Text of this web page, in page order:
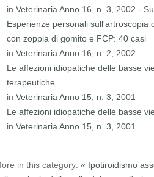
in Veterinaria Anno 16, n. 3, 2002 -
Esperienze personali sull'artroscopia
con zoppia di gomito e FCP: 40 casi
in Veterinaria Anno 16, n. 2, 2002
Le affezioni idiopatiche delle basse
terapeutiche
in Veterinaria Anno 15, n. 3, 2001
Le affezioni idiopatiche delle basse
in Veterinaria Anno 15, n. 3, 2001
in this category: « Ipotiroidismo